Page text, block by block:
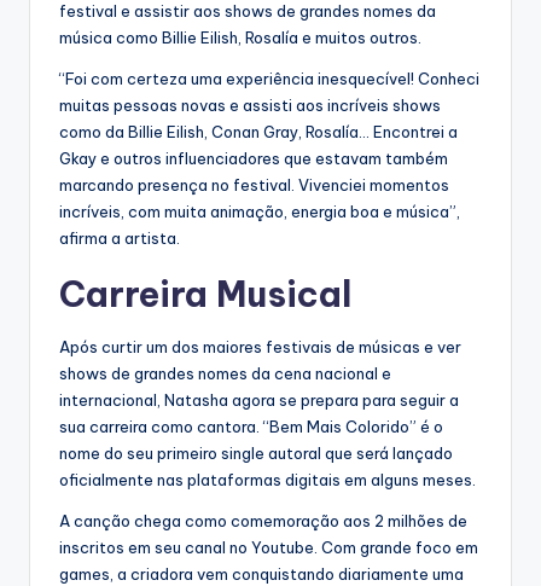
festival e assistir aos shows de grandes nomes da
música como Billie Eilish, Rosalía e muitos outros.
“Foi com certeza uma experiência inesquecível! Conheci
muitas pessoas novas e assisti aos incríveis shows
como da Billie Eilish, Conan Gray, Rosalía… Encontrei a
Gkay e outros influenciadores que estavam também
marcando presença no festival. Vivenciei momentos
incríveis, com muita animação, energia boa e música”,
afirma a artista.
Carreira Musical
Após curtir um dos maiores festivais de músicas e ver
shows de grandes nomes da cena nacional e
internacional, Natasha agora se prepara para seguir a
sua carreira como cantora. “Bem Mais Colorido” é o
nome do seu primeiro single autoral que será lançado
oficialmente nas plataformas digitais em alguns meses.
A canção chega como comemoração aos 2 milhões de
inscritos em seu canal no Youtube. Com grande foco em
games, a criadora vem conquistando diariamente uma